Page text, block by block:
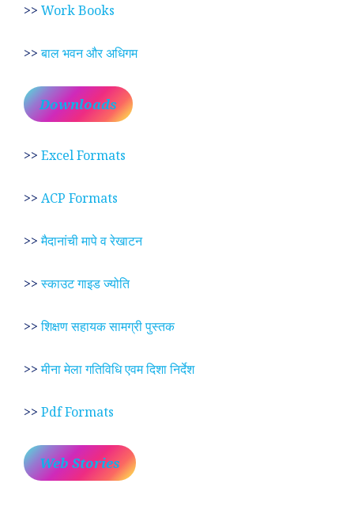
>> Work Books
>>बाल भवन और अधिगम
Downloads
>> Excel Formats
>> ACP Formats
>>मैदानांची मापे व रेखाटन
>>स्काउट गाइड ज्योति
>>शिक्षण सहायक सामग्री पुस्तक
>>मीना मेला गतिविधि एवम दिशा निर्देश
>> Pdf Formats
Web Stories